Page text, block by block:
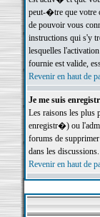
peut-�tre que votre
de pouvoir vous
instructions qui s'y
lesquelles
fournie est valide,
Revenir en haut de
Je me suis
Les raisons les
enregistr�) ou
forums de
dans les discussions.
Revenir en haut de